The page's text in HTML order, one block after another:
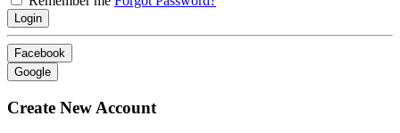
Login
Facebook
Google
Create New Account